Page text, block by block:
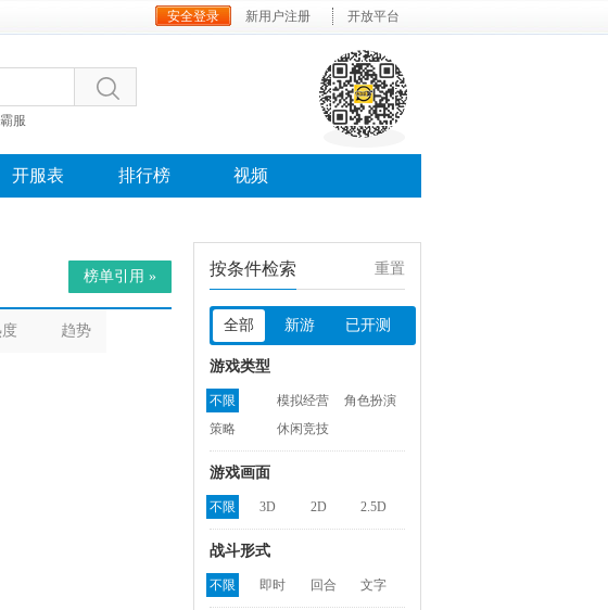
安全登录 新用户注册 开放平台
服
开服表 排行榜 视频
榜单引用 »
趋势
按条件检索 重置
全部 新游 已开测
游戏类型
不限 模拟经营
角色扮演
策略
休闲竞技
游戏画面
不限 3D 2D 2.5D
战斗形式
不限 即时 回合 文字